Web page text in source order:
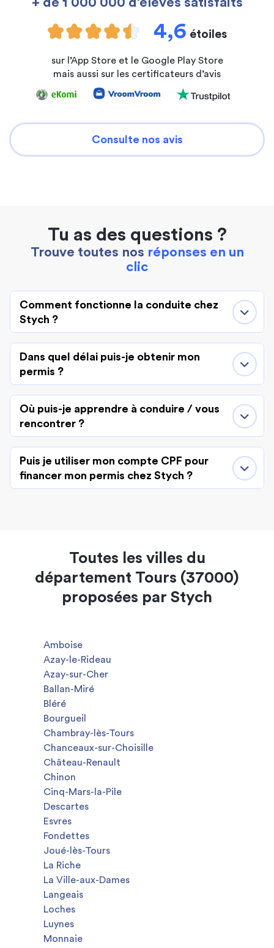
4,6 étoiles
sur l’App Store et le Google Play Store
mais aussi sur les certificateurs d’avis
Consulte nos avis
Tu as des questions ?
Trouve toutes nos réponses en un
clic
Comment fonctionne la conduite chez
Stych ?
Dans quel délai puis-je obtenir mon
permis ?
Où puis-je apprendre à conduire / vous
rencontrer ?
Puis je utiliser mon compte CPF pour
financer mon permis chez Stych ?
Toutes les villes du
département Tours (37000)
proposées par Stych
Amboise
Azay-le-Rideau
Azay-sur-Cher
Ballan-Miré
Bléré
Bourgueil
Chambray-lès-Tours
Chanceaux-sur-Choisille
Château-Renault
Chinon
Cinq-Mars-la-Pile
Descartes
Esvres
Fondettes
Joué-lès-Tours
La Riche
La Ville-aux-Dames
Langeais
Loches
Luynes
Monnaie